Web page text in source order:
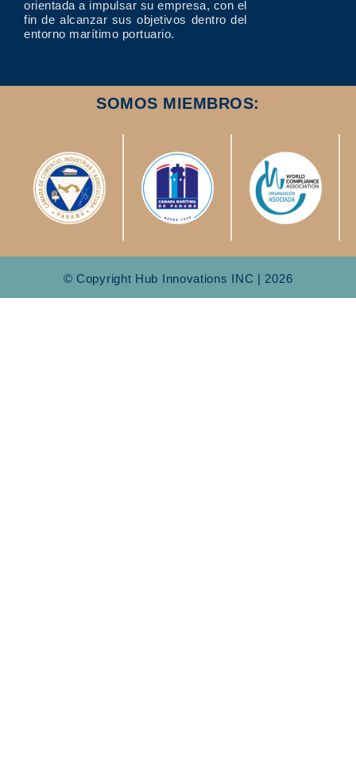
orientada a impulsar su empresa, con el
fin de alcanzar sus objetivos dentro del
entorno marítimo portuario.
SOMOS MIEMBROS:
© Copyright Hub Innovations INC | 2026